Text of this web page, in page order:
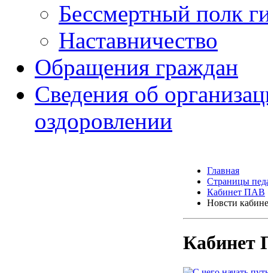
Бессмертный полк
Наставничество
Обращения граждан
Сведения об
оздоровлении
Главная
Страницы
Кабинет ПАВ
Новсти
Кабинет